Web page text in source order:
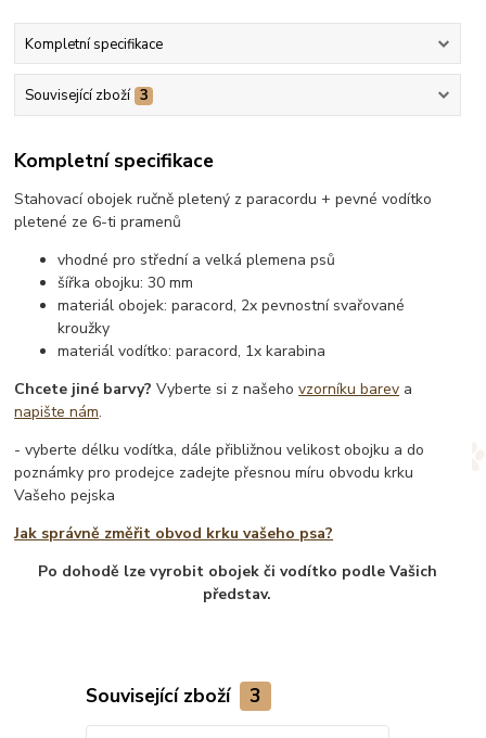
Kompletní specifikace
Související zboží 3
Kompletní specifikace
Stahovací obojek ručně pletený z paracordu + pevné vodítko
pletené ze 6-ti pramenů
vhodné pro střední a velká plemena psů
šířka obojku: 30 mm
materiál obojek: paracord, 2x pevnostní svařované
kroužky
materiál vodítko: paracord, 1x karabina
Chcete jiné barvy? Vyberte si z našehovzorníku barev a
napište nám.
- vyberte délku vodítka, dále přibližnou velikost obojku a do
poznámky pro prodejce zadejte přesnou míru obvodu krku
Vašeho pejska
Jak správně změřit obvod krku vašeho psa?
Po dohodě lze vyrobit obojek či vodítko podle Vašich
představ.
Související zboží 3